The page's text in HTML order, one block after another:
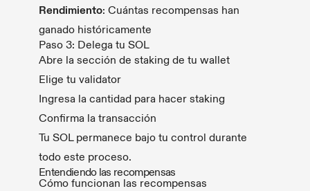
Rendimiento: Cuántas recompensas han
ganado históricamente
Paso 3: Delega tu SOL
Abre la sección de staking de tu wallet
Elige tu validator
Ingresa la cantidad para hacer staking
Confirma la transacción
Tu SOL permanece bajo tu control durante
todo este proceso.
Entendiendo las recompensas
Cómo funcionan las recompensas